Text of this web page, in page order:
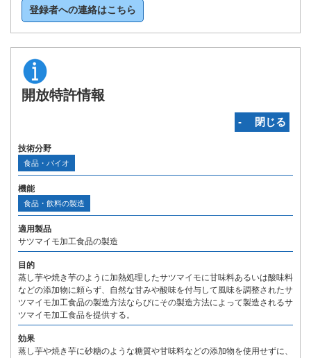
登録者への連絡はこちら
開放特許情報
‐ 閉じる
技術分野
食品・バイオ
機能
食品・飲料の製造
適用製品
サツマイモ加工食品の製造
目的
蒸し芋や焼き芋のように加熱処理したサツマイモに甘味料あるいは酸味料
などの添加物に頼らず、自然な甘みや酸味を付与して風味を調整されたサ
ツマイモ加工食品の製造方法ならびにその製造方法によって製造されるサ
ツマイモ加工食品を提供する。
効果
蒸し芋や焼き芋に砂糖のような糖質や甘味料などの添加物を使用せずに、